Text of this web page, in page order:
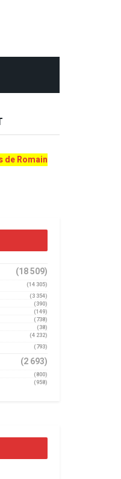
de Romain
(18 509)
(14 305)
(3 354)
(390)
(149)
(738)
(38)
(4 232)
(793)
(2 693)
(800)
(958)